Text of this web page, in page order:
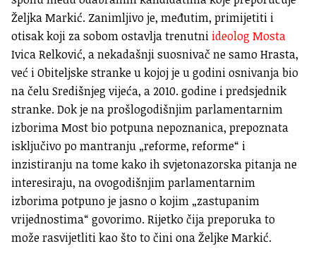
Željka Markić. Zanimljivo je, međutim, primijetiti i
otisak koji za sobom ostavlja trenutni ideolog Mosta
Ivica Relković, a nekadašnji suosnivač ne samo Hrasta,
već i Obiteljske stranke u kojoj je u godini osnivanja bio
na čelu Središnjeg vijeća, a 2010. godine i predsjednik
stranke. Dok je na prošlogodišnjim parlamentarnim
izborima Most bio potpuna nepoznanica, prepoznata
isključivo po mantranju „reforme, reforme“ i
inzistiranju na tome kako ih svjetonazorska pitanja ne
interesiraju, na ovogodišnjim parlamentarnim
izborima potpuno je jasno o kojim „zastupanim
vrijednostima“ govorimo. Rijetko čija preporuka to
može rasvijetliti kao što to čini ona Željke Markić.